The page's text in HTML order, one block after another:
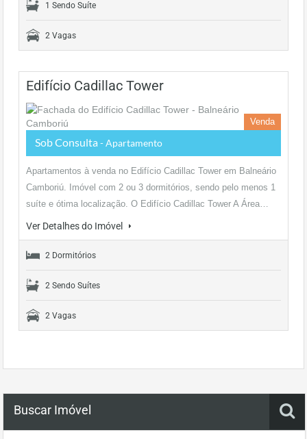
1 Sendo Suíte
2 Vagas
Edifício Cadillac Tower
Venda
Sob Consulta - Apartamento
Apartamentos à venda no Edifício Cadillac Tower em Balneário
Camboriú. Imóvel com 2 ou 3 dormitórios, sendo pelo menos 1
suíte e ótima localização. O Edifício Cadillac Tower A Área…
Ver Detalhes do Imóvel
2 Dormitórios
2 Sendo Suítes
2 Vagas
Buscar Imóvel